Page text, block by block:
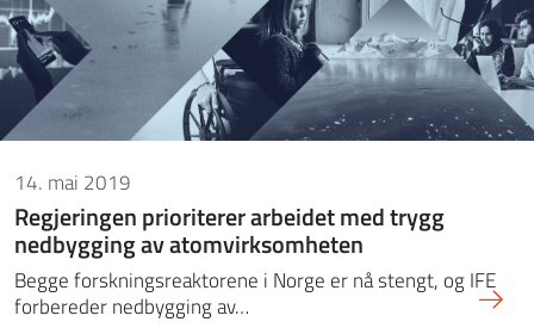
14. mai 2019
Regjeringen prioriterer arbeidet med trygg
nedbygging av atomvirksomheten
Begge forskningsreaktorene i Norge er nå stengt, og IFE
forbereder nedbygging av…